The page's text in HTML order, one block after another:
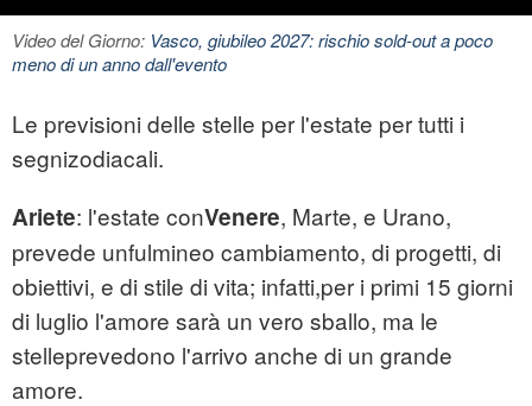
Video del Giorno: Vasco, giubileo 2027: rischio sold-out a poco
meno di un anno dall'evento
Le previsioni delle stelle per l'estate per tutti i
segnizodiacali.
Ariete: l'estate conVenere, Marte, e Urano,
prevede unfulmineo cambiamento, di progetti, di
obiettivi, e di stile di vita; infatti,per i primi 15 giorni
di luglio l'amore sarà un vero sballo, ma le
stelleprevedono l'arrivo anche di un grande
amore.